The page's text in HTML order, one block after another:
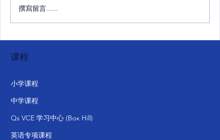
撰寫留言......
课程
小学课程
中学课程
Qs VCE 学习中心 (Box Hill)
英语专项课程